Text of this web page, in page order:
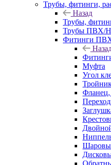
Трубы, фитинги,
Назад
Трубы,
Трубы ПВХ/
Фитинги
Муфта
Угол
Фланец,